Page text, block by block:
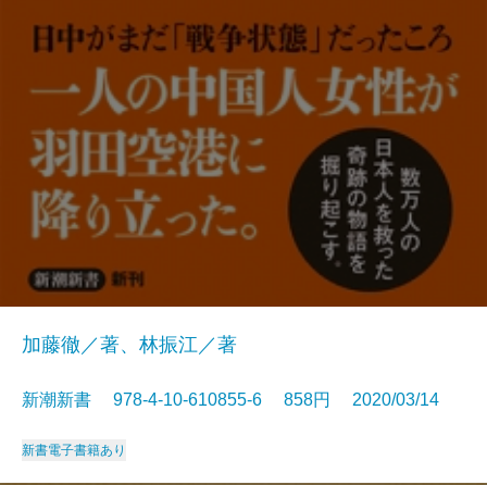
加藤徹／著、林振江／著
新潮新書 978-4-10-610855-6 858円 2020/03/14
新書電子書籍あり